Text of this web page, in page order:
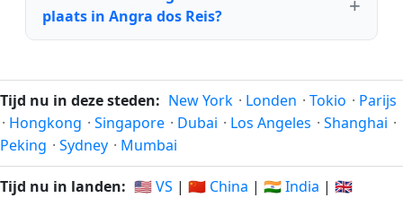
plaats in Angra dos Reis?
Tijd nu in deze steden: New York · Londen · Tokio · Parijs
· Hongkong · Singapore · Dubai · Los Angeles · Shanghai ·
Peking · Sydney · Mumbai
Tijd nu in landen: 🇺🇸 VS | 🇨🇳 China | 🇮🇳 India | 🇬🇧